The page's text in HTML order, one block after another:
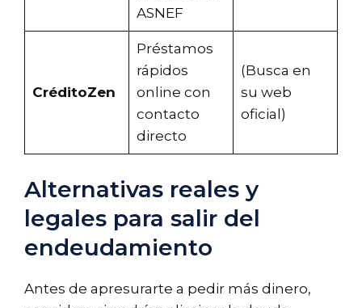
ASNEF
CréditoZen
Préstamos
rápidos
online con
contacto
directo
(Busca en
su web
oficial)
Alternativas reales y
legales para salir del
endeudamiento
Antes de apresurarte a pedir más dinero,